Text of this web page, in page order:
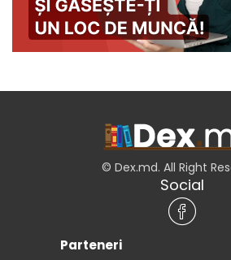
© Dex.md. All Right
Social
Parteneri